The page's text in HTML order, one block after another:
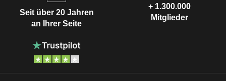
Seit über 20 Jahren
an Ihrer Seite
+ 1.300.000
Mitglieder